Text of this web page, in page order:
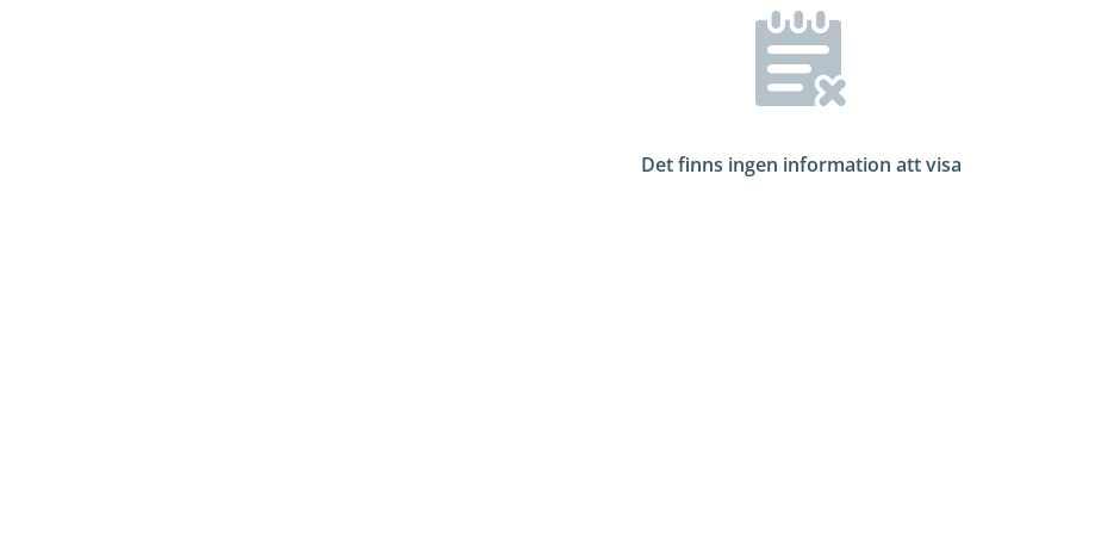
Det finns ingen information att visa